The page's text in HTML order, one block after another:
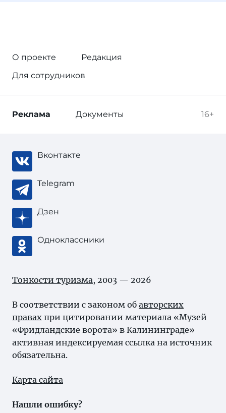
О проекте
Редакция
Для сотрудников
16+
Реклама Документы
Вконтакте
Telegram
Дзен
Одноклассники
Тонкости туризма, 2003 — 2026
В соответствии с законом об авторских
правах при цитировании материала «Музей
«Фридландские ворота» в Калининграде»
активная индексируемая ссылка на источник
обязательна.
Карта сайта
Нашли ошибку?